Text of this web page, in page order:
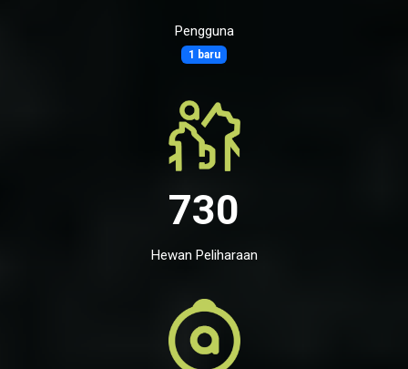
Pengguna
1 baru
730
Hewan Peliharaan